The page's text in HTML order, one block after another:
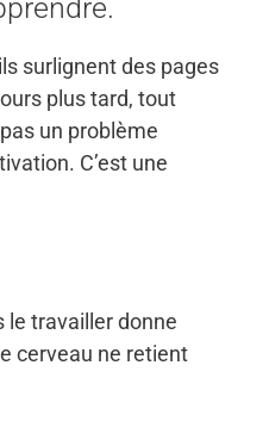
surlignent des pages
plus tard, tout
pas un problème
C’est une
le travailler donne
cerveau ne retient